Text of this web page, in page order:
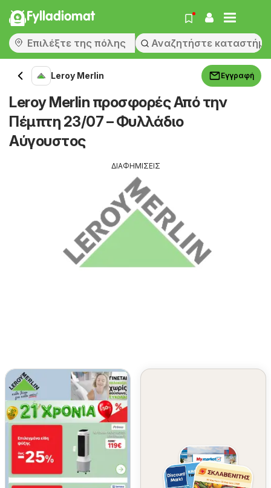
Fylladiomat
Leroy Merlin Εγγραφή
Leroy Merlin προσφορές Από την
Πέμπτη 23/07 – Φυλλάδιο
Αύγουστος
ΔΙΑΦΗΜΙΣΕΙΣ